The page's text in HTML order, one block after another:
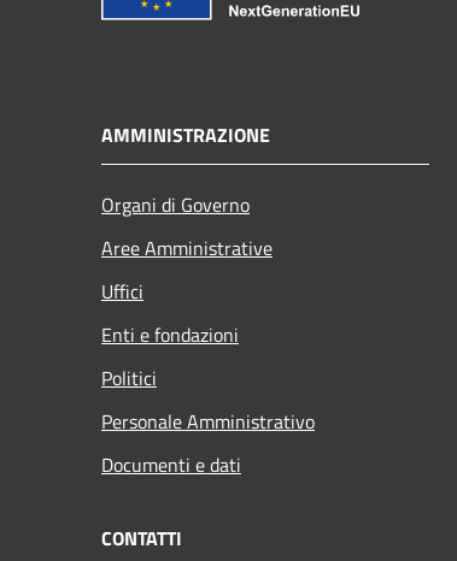
AMMINISTRAZIONE
Organi di Governo
Aree Amministrative
Uffici
Enti e fondazioni
Politici
Personale Amministrativo
Documenti e dati
CONTATTI